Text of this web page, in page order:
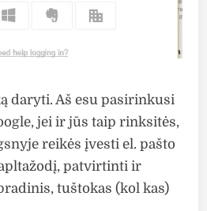
daryti. Aš esu pasirinkusi
jei ir jūs taip rinksitės,
reikės įvesti el. pašto
patvirtinti ir
tuštokas (kol kas)